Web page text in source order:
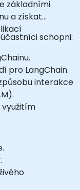
základními
a získat
schopni:
pro LangChain.
interakce